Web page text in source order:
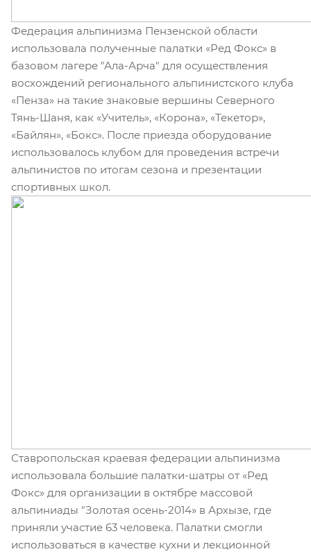
Федерация альпинизма Пензенской области
использовала полученные палатки «Ред Фокс» в
базовом лагере "Ала-Арча" для осуществления
восхождений регионального альпинистского клуба
«Пенза» на такие знаковые вершины Северного
Тянь-Шаня, как «Учитель», «Корона», «Текетор»,
«Байлян», «Бокс». После приезда оборудование
использовалось клубом для проведения встречи
альпинистов по итогам сезона и презентации
спортивных школ.
Ставропольская краевая федерации альпинизма
использовала большие палатки-шатры от «Ред
Фокс» для организации в октябре массовой
альпиниады "Золотая осень-2014» в Архызе, где
приняли участие 63 человека. Палатки смогли
использоваться в качестве кухни и лекционной